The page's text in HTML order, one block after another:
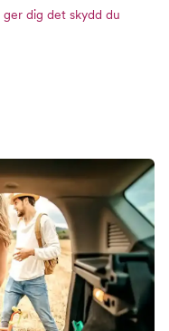
ger dig det skydd du